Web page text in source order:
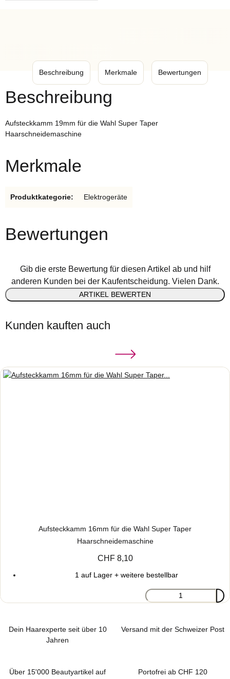
Beschreibung Merkmale Bewertungen
Beschreibung
Aufsteckkamm 19mm für die Wahl Super Taper
Haarschneidemaschine
Merkmale
Produktkategorie: Elektrogeräte
Bewertungen
Gib die erste Bewertung für diesen Artikel ab und hilf
anderen Kunden bei der Kaufentscheidung. Vielen Dank.
ARTIKEL BEWERTEN
Kunden kauften auch
Aufsteckkamm 16mm für die Wahl Super Taper
Haarschneidemaschine
CHF 8,10
1 auf Lager + weitere bestellbar
Dein Haarexperte seit über 10
Jahren
Versand mit der Schweizer Post
Über 15'000 Beautyartikel auf
Portofrei ab CHF 120